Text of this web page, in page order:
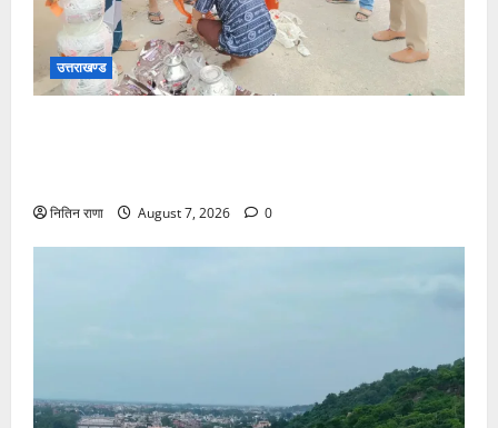
उत्तराखण्ड
नितिन राणा August 7, 2026 0